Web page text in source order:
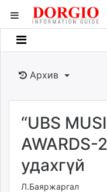
Мэдээллийн
Банк санхүү
Бизнес ААН
Төрийн
dorgio.mn
Gogo.mn
Архив
“UBS
AWARDS-
удахгүй
Л.Баяржаргал